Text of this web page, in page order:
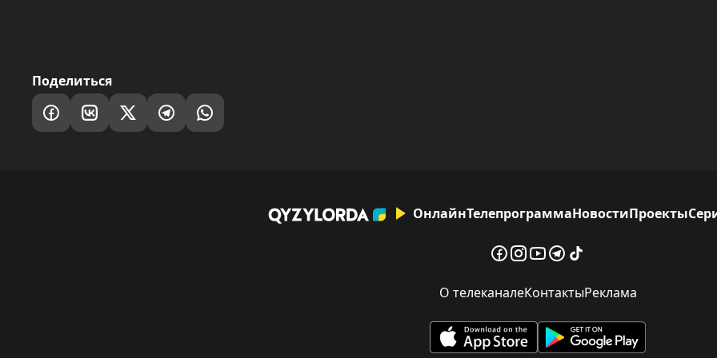
Поделиться
ОнлайнТелепрограммаНовостиПроекты
О телеканалеКонтактыРеклама